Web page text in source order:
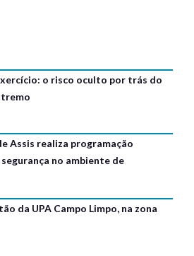
o risco oculto por trás do
Assis realiza programação
no ambiente de
da UPA Campo Limpo, na zona